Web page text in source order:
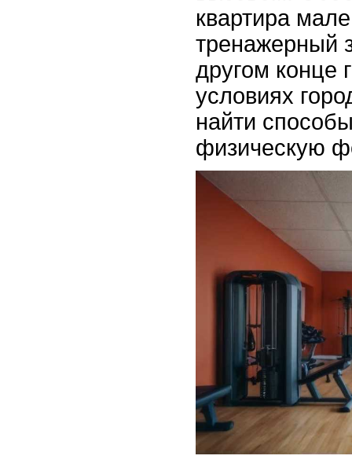
квартира
тренажерный
другом конце
условиях
найти
физическую